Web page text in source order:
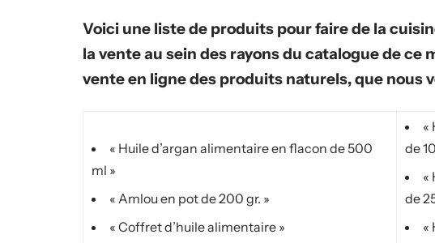
Voici une liste de produits pour faire de la
la vente au sein des rayons du catalogue de ce
vente en ligne des produits naturels, que nous
« Huile d’argan alimentaire en flacon de 500
ml »
« Amlou en pot de 200 gr. »
« Coffret d’huile alimentaire »
«
de
«
de
«